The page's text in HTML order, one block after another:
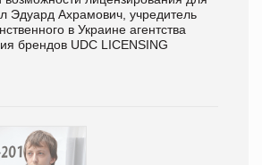
Эдуард Ахрамович, учредитель
в Украине агентства
брендов UDC LICENSING